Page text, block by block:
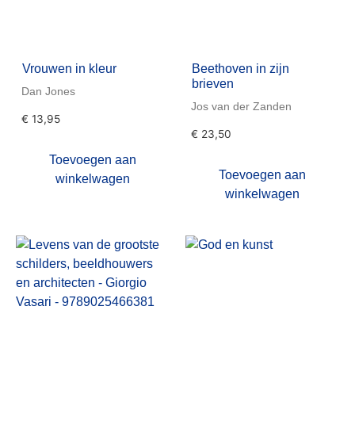
Vrouwen in kleur
Dan Jones
€ 13,95
Toevoegen aan
winkelwagen
Beethoven in zijn
brieven
Jos van der Zanden
€ 23,50
Toevoegen aan
winkelwagen